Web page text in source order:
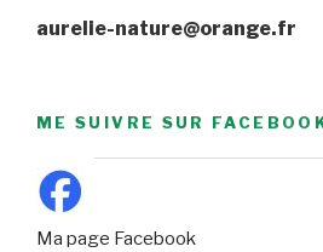
aurelie-nature@orange.fr
ME SUIVRE SUR
Ma page Facebook